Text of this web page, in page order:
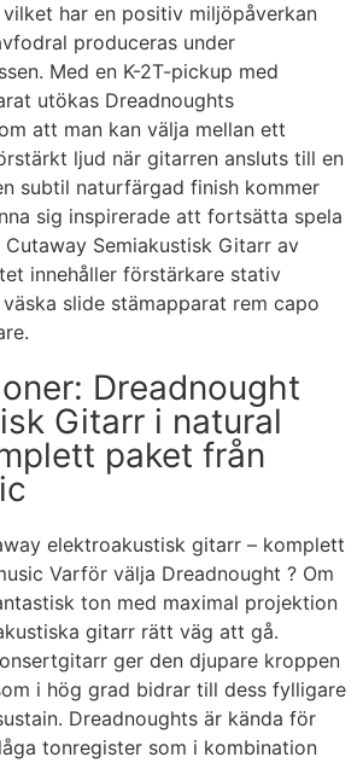
har en positiv miljöpåverkan
produceras under
Med en K-2T-pickup med
utökas Dreadnoughts
att man kan välja mellan ett
ljud när gitarren ansluts till en
subtil naturfärgad finish kommer
sig inspirerade att fortsätta spela
Semiakustisk Gitarr av
innehåller förstärkare stativ
slide stämapparat rem capo
Dreadnought
Gitarr i natural
paket från
elektroakustisk gitarr – komplett
Varför välja Dreadnought ? Om
ton med maximal projektion
gitarr rätt väg att gå.
ger den djupare kroppen
i hög grad bidrar till dess fylligare
Dreadnoughts är kända för
tonregister som i kombination